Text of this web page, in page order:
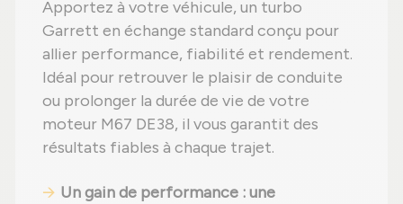
Apportez à votre véhicule, un turbo
Garrett en échange standard conçu pour
allier performance, fiabilité et rendement.
Idéal pour retrouver le plaisir de conduite
ou prolonger la durée de vie de votre
moteur M67 DE38, il vous garantit des
résultats fiables à chaque trajet.
Un gain de performance : une